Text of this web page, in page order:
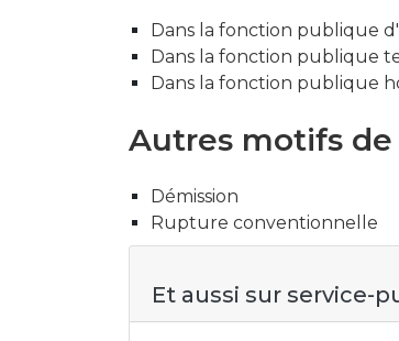
Dans la fonction publique
Dans la fonction publique
Dans la fonction publique
Autres motifs
Démission
Rupture conventionnelle
Et aussi sur service-